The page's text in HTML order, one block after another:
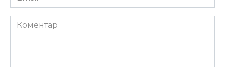
*
Коментар